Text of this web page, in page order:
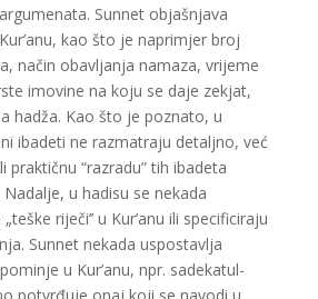
Sunnet objašnjava
kao što je naprimjer broj
način obavljanja namaza, vrijeme
imovine na koju se daje zekjat,
hadža. Kao što je poznato, u
ibadeti ne razmatraju detaljno, već
praktičnu “razradu” tih ibadeta
u hadisu se nekada
riječi’’ u Kur’anu ili specificiraju
Sunnet nekada uspostavlja
u Kur’anu, npr. sadekatul-
potvrđuje onaj koji se navodi u